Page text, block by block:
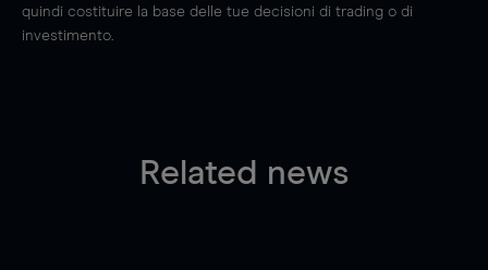
quindi costituire la base delle tue decisioni di trading o di
investimento.
Related news